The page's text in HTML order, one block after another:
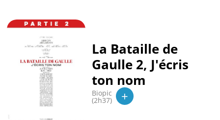
La Bataille de
Gaulle 2, J'écris
ton nom
Biopic
(2h37) +